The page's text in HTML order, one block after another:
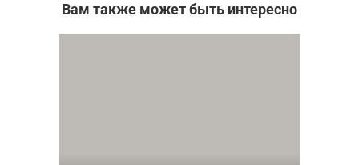
Вам также может быть интересно